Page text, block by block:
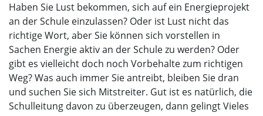
Haben Sie Lust bekommen, sich auf ein Energieprojekt
an der Schule einzulassen? Oder ist Lust nicht das
richtige Wort, aber Sie können sich vorstellen in
Sachen Energie aktiv an der Schule zu werden? Oder
gibt es vielleicht doch noch Vorbehalte zum richtigen
Weg? Was auch immer Sie antreibt, bleiben Sie dran
und suchen Sie sich Mitstreiter. Gut ist es natürlich, die
Schulleitung davon zu überzeugen, dann gelingt Vieles